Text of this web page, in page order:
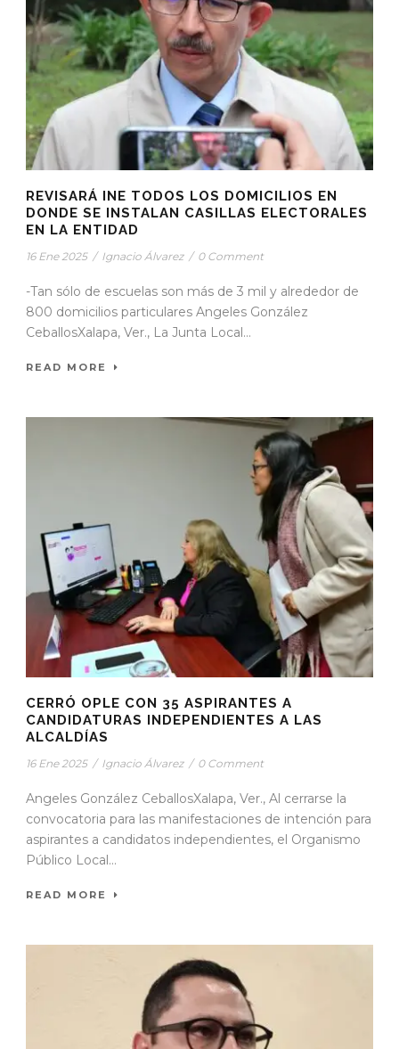
REVISARÁ INE TODOS LOS DOMICILIOS EN
DONDE SE INSTALAN CASILLAS ELECTORALES
EN LA ENTIDAD
16 Ene 2025 / Ignacio Álvarez / 0 Comment
-Tan sólo de escuelas son más de 3 mil y alrededor de
800 domicilios particulares Angeles González
CeballosXalapa, Ver., La Junta Local...
READ MORE
CERRÓ OPLE CON 35 ASPIRANTES A
CANDIDATURAS INDEPENDIENTES A LAS
ALCALDÍAS
16 Ene 2025 / Ignacio Álvarez / 0 Comment
Angeles González CeballosXalapa, Ver., Al cerrarse la
convocatoria para las manifestaciones de intención para
aspirantes a candidatos independientes, el Organismo
Público Local...
READ MORE